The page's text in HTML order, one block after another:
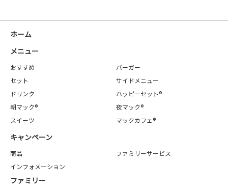
ホーム
メニュー
おすすめ
バーガー
セット
サイドメニュー
ドリンク
ハッピーセット®
朝マック®
夜マック®
スイーツ
マックカフェ®
キャンペーン
商品
ファミリーサービス
インフォメーション
ファミリー